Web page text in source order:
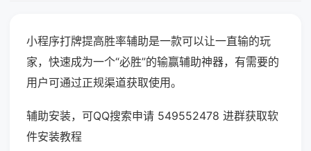
小程序打牌提高胜率辅助是一款可以让一直输的玩
家，快速成为一个“必胜”的输赢辅助神器，有需要的
用户可通过正规渠道获取使用。
辅助安装，可QQ搜索申请 549552478 进群获取软
件安装教程